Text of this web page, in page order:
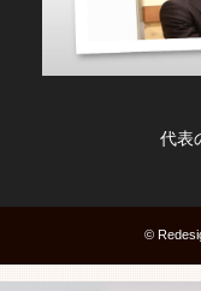
代表
©